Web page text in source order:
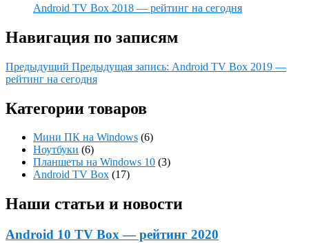
Android TV Box 2018 — рейтинг на сегодня
Навигация по записям
Предыдущий Предыдущая запись: Android TV Box 2019 —
рейтинг на сегодня
Категории товаров
Мини ПК на Windows (6)
Ноутбуки (6)
Планшеты на Windows 10 (3)
Android TV Box (17)
Наши статьи и новости
Android 10 TV Box — рейтинг 2020